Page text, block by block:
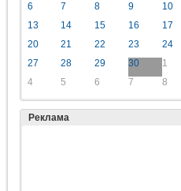
6
7 8 9 10
13
14 15 16 17
20
21 22 23 24
27
28 29 30 1
4
5 6 7 8
Реклама